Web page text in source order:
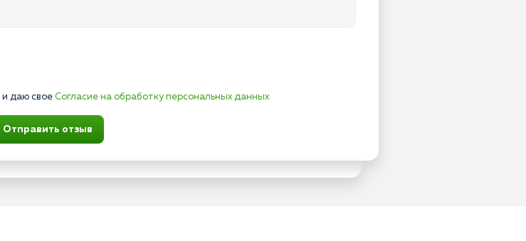
и даю свое Согласие на обработку персональных данных
Отправить отзыв